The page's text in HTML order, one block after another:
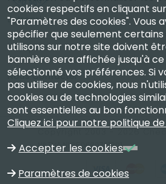
Entreprise
Compte
Nous Contacter
Copyright 2003 - 2026
N° TVA NL850630721B01
cookies respectifs en cliquant
"Paramètres des cookies". Vous
spécifier que seulement certains
utilisons sur notre site doivent
bannière sera affichée jusqu'à ce
sélectionné vos préférences. Si
pas utiliser de cookies, nous
cookies ou de technologies
sont essentielles au bon
Cliquez ici pour notre politique
Accepter les cookies
Paramètres de cookies